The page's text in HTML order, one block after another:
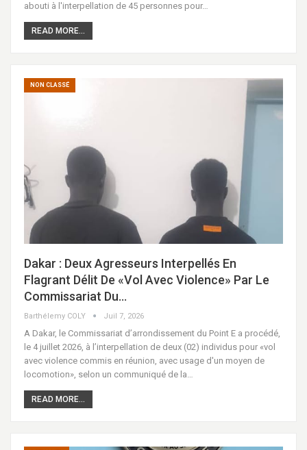
abouti à l'interpellation de 45 personnes pour…
READ MORE...
NON CLASSÉ
Dakar : Deux Agresseurs Interpellés En
Flagrant Délit De «vol Avec Violence» Par Le
Commissariat Du…
Barthélemy COLY Juil 7, 2026
A Dakar, le Commissariat d’arrondissement du Point E a procédé,
le 4 juillet 2026, à l’interpellation de deux (02) individus pour «vol
avec violence commis en réunion, avec usage d'un moyen de
locomotion», selon un communiqué de la…
READ MORE...